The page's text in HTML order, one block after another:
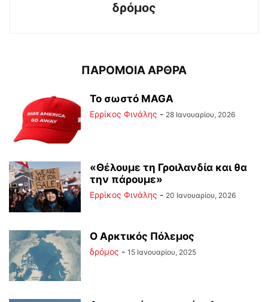
δρόμος
ΠΑΡΟΜΟΙΑ ΑΡΘΡΑ
Το σωστό MAGA
Ερρίκος Φινάλης - 28 Ιανουαρίου, 2026
«Θέλουμε τη Γροιλανδία και θα
την πάρουμε»
Ερρίκος Φινάλης - 20 Ιανουαρίου, 2026
Ο Αρκτικός Πόλεμος
δρόμος - 15 Ιανουαρίου, 2025